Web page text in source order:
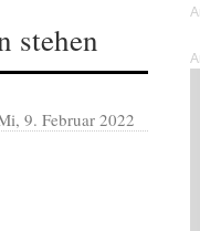
stehen
9. Februar 2022